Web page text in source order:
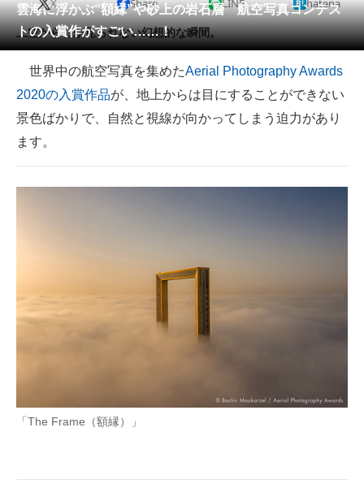
会員記事
メディア
注目記事を集めた総合ページ
ITの今と未来を見通す
スマホと通信の最新トレンド
企業ITのトレンドを詳説
ITエンジニア向け専門サイト
雲海に浮かぶ“額縁”や砂上の岩石層 航空写真コンテス
トの入賞作がすごい……！
X Share LINE hatena
上空からしか見られない幻想的な瞬間。
世界中の航空写真を集めたAerial Photography Awards
2020の入賞作品が、地上からは目にすることができない
景色ばかりで、自然と視線が向かってしまう迫力があり
ます。
「The Frame（額縁）」